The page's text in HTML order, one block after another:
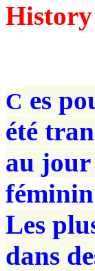
C es
été
au jour
féminin
Les
dans